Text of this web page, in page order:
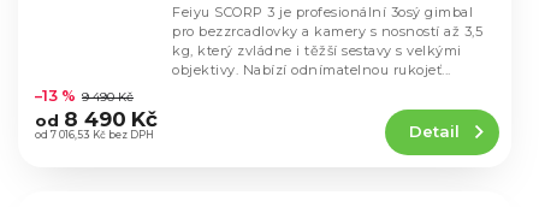
hodnocení
produktu
je
od 7 016,53 Kč bez DPH
–13 % 9 490 Kč
od 8 490 Kč Detail
Feiyu SCORP 3 je profesionální 3osý gimbal
pro bezzrcadlovky a kamery s nosností až 3,5
kg, který zvládne i těžší sestavy s velkými
objektivy. Nabízí odnímatelnou rukojeť...